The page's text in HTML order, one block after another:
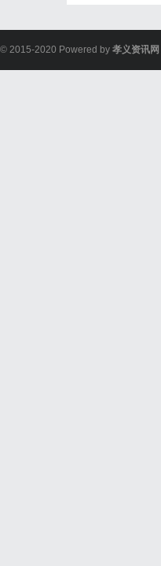
© 2015-2020 Powered by 孝义资讯网